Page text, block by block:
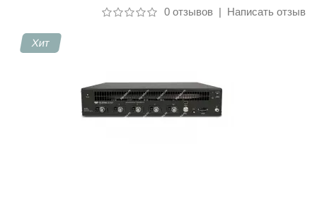
0 отзывов| Написать отзыв
Хит